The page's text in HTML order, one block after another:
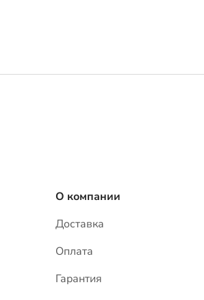
О компании
Доставка
Оплата
Гарантия